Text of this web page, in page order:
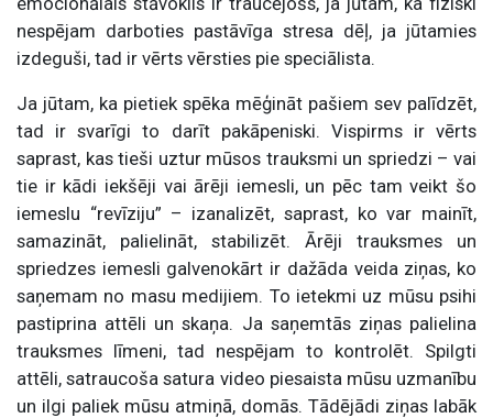
nespējam darboties pastāvīga stresa dēļ, ja jūtamies
izdeguši, tad ir vērts vērsties pie speciālista.
Ja jūtam, ka pietiek spēka mēģināt pašiem sev palīdzēt,
tad ir svarīgi to darīt pakāpeniski. Vispirms ir vērts
saprast, kas tieši uztur mūsos trauksmi un spriedzi – vai
tie ir kādi iekšēji vai ārēji iemesli, un pēc tam veikt šo
iemeslu “revīziju” – izanalizēt, saprast, ko var mainīt,
samazināt, palielināt, stabilizēt. Ārēji trauksmes un
spriedzes iemesli galvenokārt ir dažāda veida ziņas, ko
saņemam no masu medijiem. To ietekmi uz mūsu psihi
pastiprina attēli un skaņa. Ja saņemtās ziņas palielina
trauksmes līmeni, tad nespējam to kontrolēt. Spilgti
attēli, satraucoša satura video piesaista mūsu uzmanību
un ilgi paliek mūsu atmiņā, domās. Tādējādi ziņas labāk